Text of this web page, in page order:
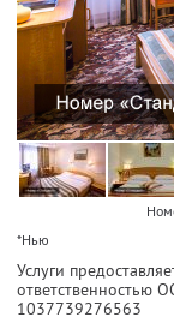
*Нью
Услуги
ответственностью
1037739276563